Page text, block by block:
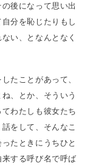
後になって思い出
分を恥じたりもし
い、となんとなく
たことがあって、
、とか、そういう
わたしも彼女たち
をして、そんなこ
たときにうちひと
する呼び名で呼ば